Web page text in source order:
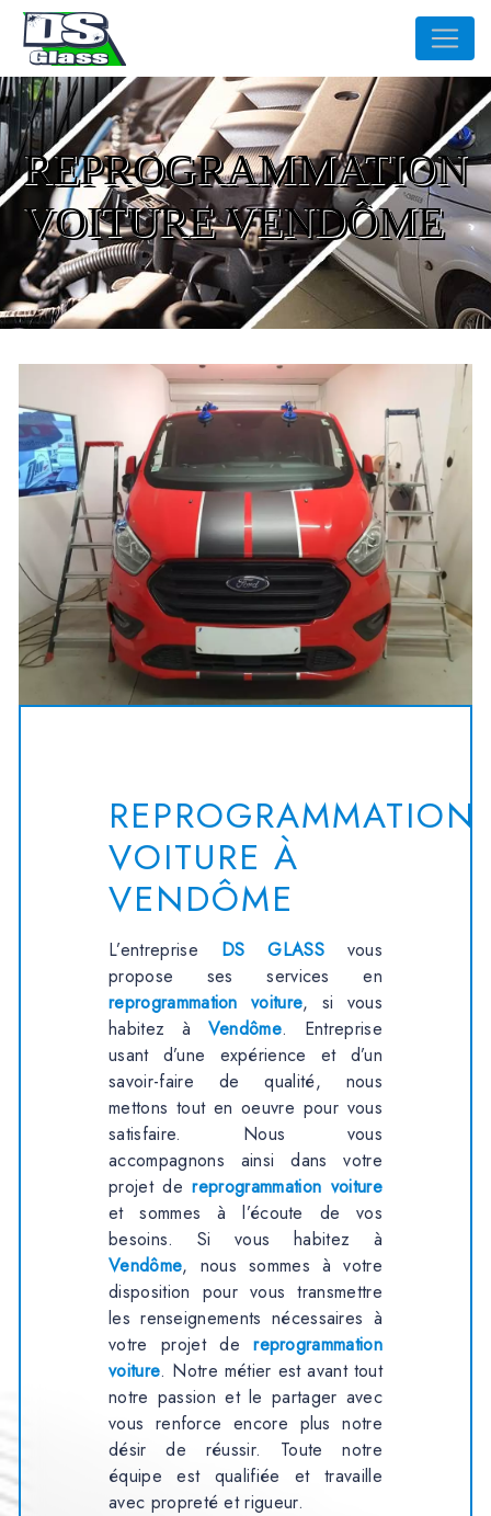
REPROGRAMMATION
VOITURE VENDÔME
REPROGRAMMATION
VOITURE À
VENDÔME
L’entreprise DS GLASSvous
propose ses services en
reprogrammation voiture, si vous
habitez à Vendôme. Entreprise
usant d’une expérience et d’un
savoir-faire de qualité, nous
mettons tout en oeuvre pour vous
satisfaire. Nous vous
accompagnons ainsi dans votre
projet dereprogrammation voiture
et sommes à l’écoute de vos
besoins. Si vous habitez à
Vendôme, nous sommes à votre
disposition pour vous transmettre
les renseignements nécessaires à
votre projet dereprogrammation
voiture. Notre métier est avant tout
notre passion et le partager avec
vous renforce encore plus notre
désir de réussir. Toute notre
équipe est qualifiée et travaille
avec propreté et rigueur.
Panneau de gestion des cookies